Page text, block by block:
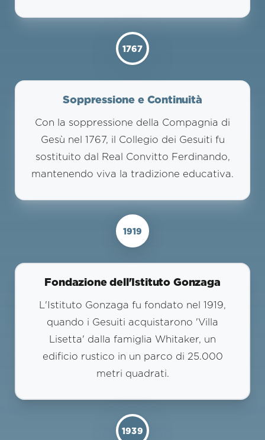
1767
Soppressione e Continuità
Con la soppressione della Compagnia di
Gesù nel 1767, il Collegio dei Gesuiti fu
sostituito dal Real Convitto Ferdinando,
mantenendo viva la tradizione educativa.
1919
Fondazione dell'Istituto Gonzaga
L'Istituto Gonzaga fu fondato nel 1919,
quando i Gesuiti acquistarono 'Villa
Lisetta' dalla famiglia Whitaker, un
edificio rustico in un parco di 25.000
metri quadrati.
1939